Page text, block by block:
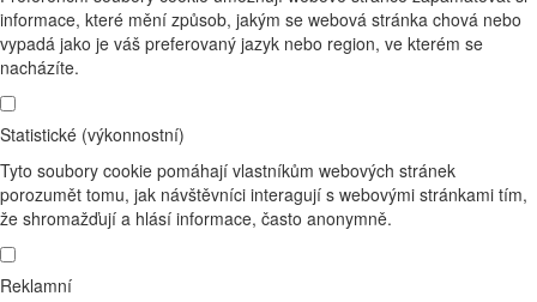
informace, které mění způsob, jakým se webová stránka chová nebo
vypadá jako je váš preferovaný jazyk nebo region, ve kterém se
nacházíte.
Statistické (výkonnostní)
Tyto soubory cookie pomáhají vlastníkům webových stránek
porozumět tomu, jak návštěvníci interagují s webovými stránkami tím,
že shromažďují a hlásí informace, často anonymně.
Reklamní